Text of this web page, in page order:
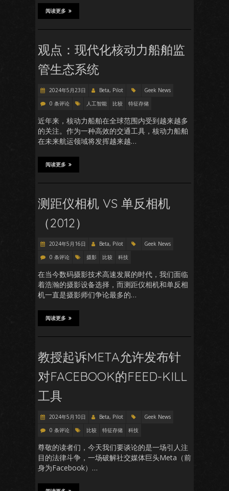
阅读更多
观点：现代化核动力船舶监
管生态系统
2024年5月23日 Beta, Pilot
Geek News
0 条评论
人工智能 比较 特征存储
近年来，核动力船舶在全球范围内受到越来越多
的关注。作为一种高效的交通工具，核动力船舶
在未来航运领域将发挥越来越…
阅读更多
测距仪相机 VS 单反相机
（2012）
2024年5月16日 Beta, Pilot
Geek News
0 条评论
摄影 比较 科技
在当今数码摄影技术高速发展的时代，我们面临
着浩瀚的摄影设备选择，而测距仪相机和单反相
机一直是摄影师们争论最多的…
阅读更多
教授起诉META允许发布针
对FACEBOOK的FEED-KILL
工具
2024年5月10日 Beta, Pilot
Geek News
0 条评论
比较 特征存储 科技
尊敬的读者们，今天我们要谈论的是一场引人注
目的法律斗争，一场破解社交媒体巨头Meta（前
身为Facebook）…